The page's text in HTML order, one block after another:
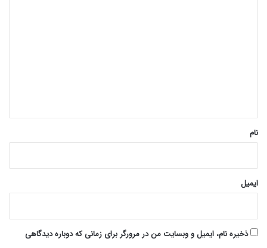
می‌نویسم.